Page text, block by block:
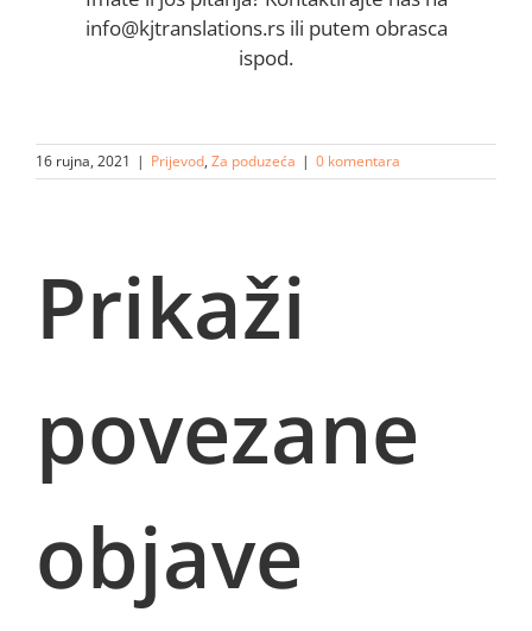
info@kjtranslations.rs ili putem obrasca
ispod.
16 rujna, 2021 | Prijevod, Za poduzeća | 0 komentara
Prikaži
povezane
objave